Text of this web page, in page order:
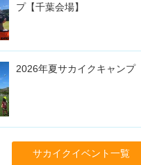
プ【千葉会場】
2026年夏サカイクキャンプ
サカイクイベント一覧